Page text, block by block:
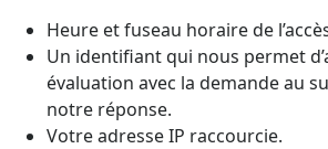
Heure et fuseau horaire de
Un identifiant qui nous permet
évaluation avec la demande au
notre réponse.
Votre adresse IP raccourcie.